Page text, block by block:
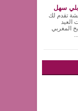
سهل
تقدم لك
العيد
المغربي